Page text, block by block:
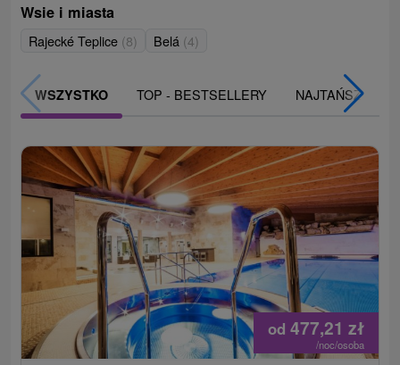
Wsie i miasta
Rajecké Teplice (8) Belá (4)
WSZYSTKO TOP - BESTSELLERY NAJTAŃSZE
od 477,21 zł
/noc/osoba